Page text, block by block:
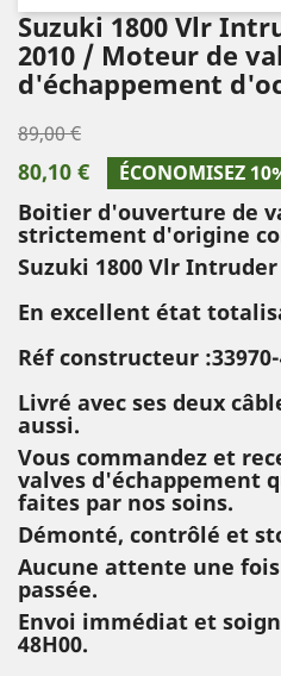
Suzuki 1800 Vlr
2010 / Moteur de
d'échappement
89,00 €
80,10 € ÉCONOMISEZ
Boitier d'ouverture de
strictement d'origine
Suzuki 1800 Vlr Intruder
En excellent état
Réf constructeur :33970-
Livré avec ses deux
aussi.
Vous commandez et
valves d'échappement
faites par nos soins.
Démonté, contrôlé et
Aucune attente une
passée.
Envoi immédiat et
48H00.